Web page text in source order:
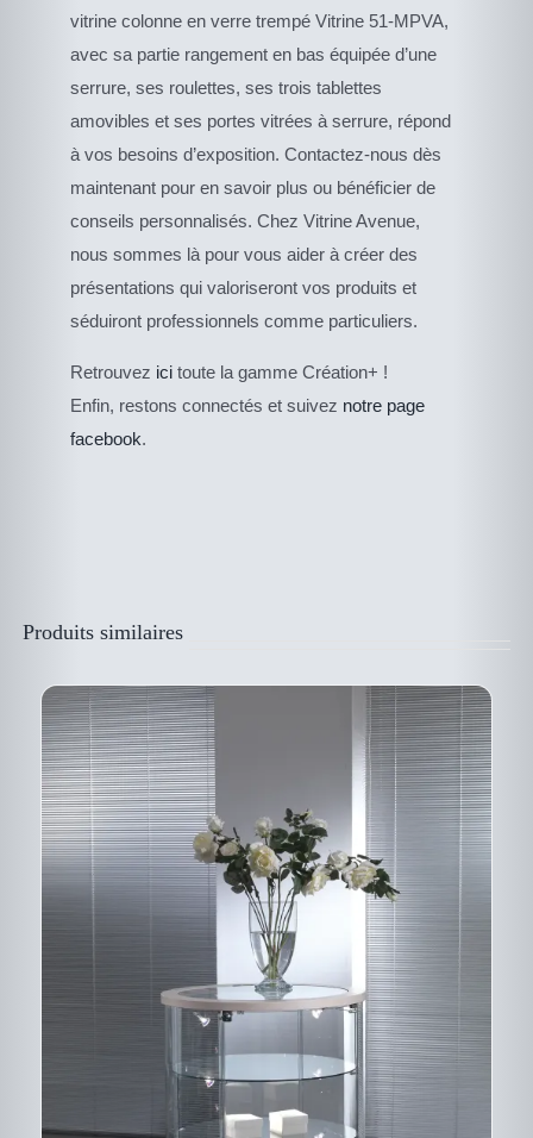
vitrine colonne en verre trempé Vitrine 51-MPVA,
avec sa partie rangement en bas équipée d’une
serrure, ses roulettes, ses trois tablettes
amovibles et ses portes vitrées à serrure, répond
à vos besoins d’exposition. Contactez-nous dès
maintenant pour en savoir plus ou bénéficier de
conseils personnalisés. Chez Vitrine Avenue,
nous sommes là pour vous aider à créer des
présentations qui valoriseront vos produits et
séduiront professionnels comme particuliers.
Retrouvez ici toute la gamme Création+ !
Enfin, restons connectés et suivez notre page
facebook.
Produits similaires
DESCRIPTIF DU
CE
A